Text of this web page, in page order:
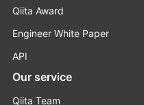
Qiita Award
Engineer White Paper
API
Our service
Qiita Team